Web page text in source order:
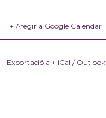
+ Afegir a Google Calendar
Exportació a + iCal / Outlook